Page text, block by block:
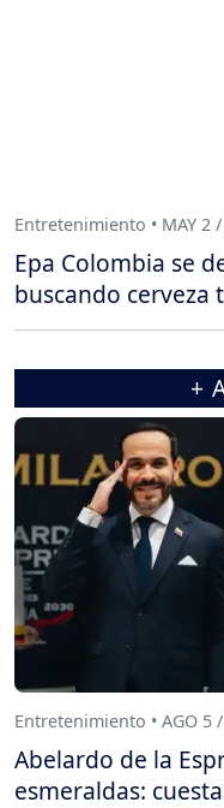
Entretenimiento • MAY 2
Epa Colombia se
buscando cerveza
+
Entretenimiento • AGO 5
Abelardo de la
esmeraldas: